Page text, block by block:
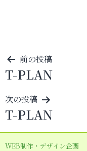
投
稿
ナ
ビ
ゲ
ー
前の投稿
T-PLAN
次の投稿
T-PLAN
WEB制作・デザイン企画